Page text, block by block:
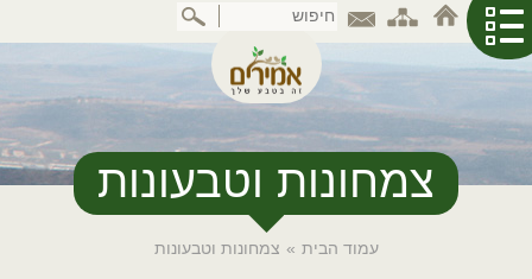
צמחונות וטבעונות
עמוד הבית » צמחונות וטבעונות